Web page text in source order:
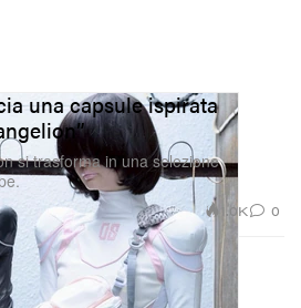
una capsule ispirata
si trasforma in una selezione
1.0K 0